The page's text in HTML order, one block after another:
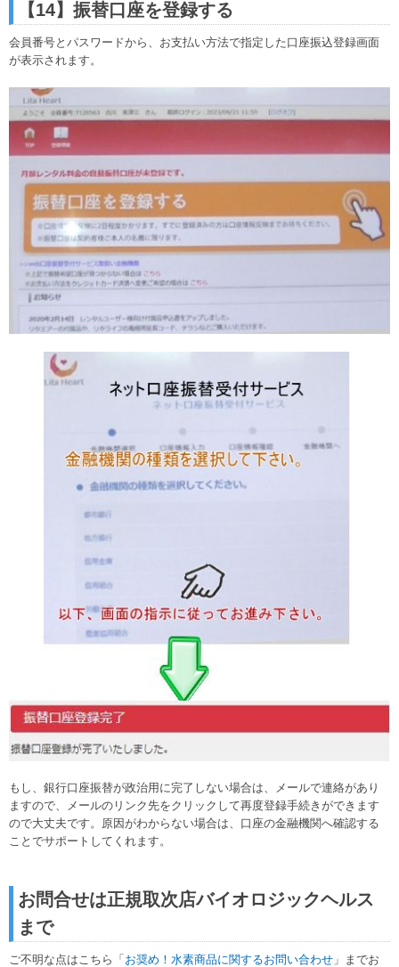
【14】振替口座を登録する
会員番号とパスワードから、お支払い方法で指定した口座振込登録画面
が表示されます。
もし、銀行口座振替が政治用に完了しない場合は、メールで連絡があり
ますので、メールのリンク先をクリックして再度登録手続きができます
ので大丈夫です。原因がわからない場合は、口座の金融機関へ確認する
ことでサポートしてくれます。
お問合せは正規取次店バイオロジックヘルス
まで
ご不明な点はこちら「お奨め！水素商品に関するお問い合わせ 」までお